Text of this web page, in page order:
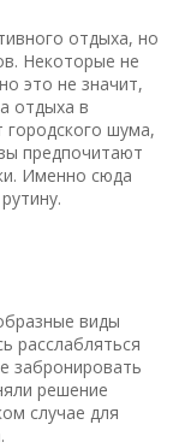
отдыха, но
Некоторые не
это не значит,
отдыха в
шума,
предпочитают
Именно сюда
виды
расслабляться
забронировать
решение
случае для